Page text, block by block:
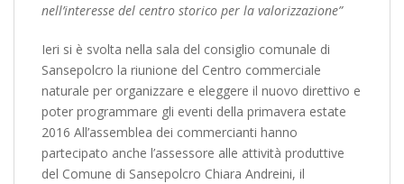
nell’interesse del centro storico per la valorizzazione”
Ieri si è svolta nella sala del consiglio comunale di
Sansepolcro la riunione del Centro commerciale
naturale per organizzare e eleggere il nuovo direttivo e
poter programmare gli eventi della primavera estate
2016 All’assemblea dei commercianti hanno
partecipato anche l’assessore alle attività produttive
del Comune di Sansepolcro Chiara Andreini, il